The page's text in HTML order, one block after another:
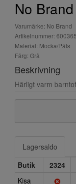
No Brand
Varumärke: No Brand
Artikelnummer: 600365
Material: Mocka/Päls
Färg: Grå
Beskrivning
Härligt varm
Lagersaldo
Butik
2324
Kisa